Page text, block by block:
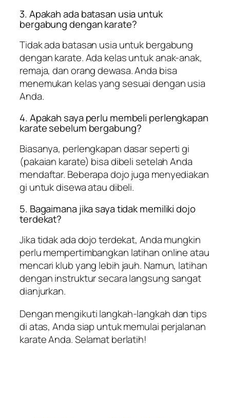
3. Apakah ada batasan usia untuk
bergabung dengan karate?
Tidak ada batasan usia untuk bergabung
dengan karate. Ada kelas untuk anak-anak,
remaja, dan orang dewasa. Anda bisa
menemukan kelas yang sesuai dengan usia
Anda.
4. Apakah saya perlu membeli perlengkapan
karate sebelum bergabung?
Biasanya, perlengkapan dasar seperti gi
(pakaian karate) bisa dibeli setelah Anda
mendaftar. Beberapa dojo juga menyediakan
gi untuk disewa atau dibeli.
5. Bagaimana jika saya tidak memiliki dojo
terdekat?
Jika tidak ada dojo terdekat, Anda mungkin
perlu mempertimbangkan latihan online atau
mencari klub yang lebih jauh. Namun, latihan
dengan instruktur secara langsung sangat
dianjurkan.
Dengan mengikuti langkah-langkah dan tips
di atas, Anda siap untuk memulai perjalanan
karate Anda. Selamat berlatih!